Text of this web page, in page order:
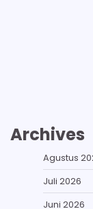
Archives
Agustus
Juli 2026
Juni 2026